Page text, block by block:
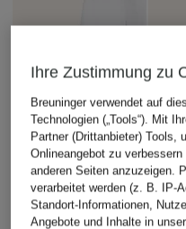
Ihre Zustimmung zu
Breuninger verwendet auf
Technologien („Tools“). Mit
Partner (Drittanbieter) Tools,
Onlineangebot zu
anderen Seiten anzuzeigen.
verarbeitet werden (z. B. IP-
Standort-Informationen,
Angebote und Inhalte in